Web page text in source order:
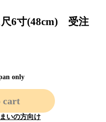
尺6寸(48cm) 受注
only
cart
いの方向け